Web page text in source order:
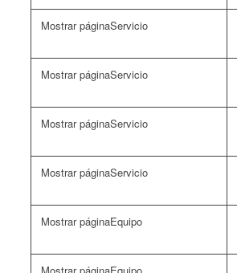
Servicio
Servicio
Servicio
Servicio
Equipo